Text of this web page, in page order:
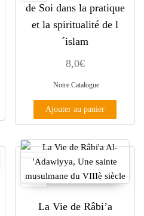
de Soi dans la pratique
et la spiritualité de l
´islam
8,0€
Notre Catalogue
Ajouter au panier
La Vie de Râbi’a